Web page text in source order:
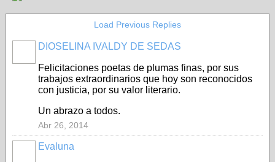
Load Previous Replies
DIOSELINA IVALDY DE SEDAS
Felicitaciones poetas de plumas finas, por sus
trabajos extraordinarios que hoy son reconocidos
con justicia, por su valor literario.
Un abrazo a todos.
Abr 26, 2014
Evaluna